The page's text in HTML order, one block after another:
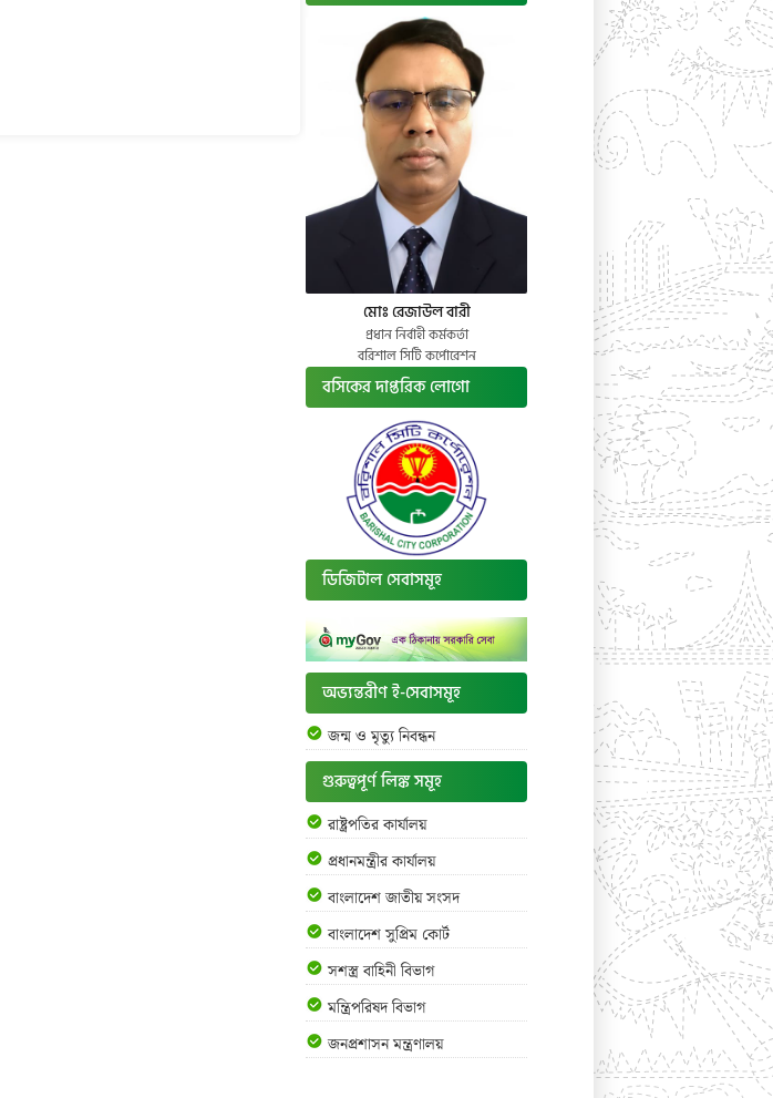
মোঃ রেজাউল বারী
প্রধান নির্বাহী কর্মকর্তা
বরিশাল সিটি কর্পোরেশন
বসিকের দাপ্তরিক লোগো
ডিজিটাল সেবাসমূহ
অভ্যন্তরীণ ই-সেবাসমূহ
জন্ম ও মৃত্যু নিবন্ধন
গুরুত্বপূর্ণ লিঙ্ক সমূহ
রাষ্ট্রপতির কার্যালয়
প্রধানমন্ত্রীর কার্যালয়
বাংলাদেশ জাতীয় সংসদ
বাংলাদেশ সুপ্রিম কোর্ট
সশস্ত্র বাহিনী বিভাগ
মন্ত্রিপরিষদ বিভাগ
জনপ্রশাসন মন্ত্রণালয়